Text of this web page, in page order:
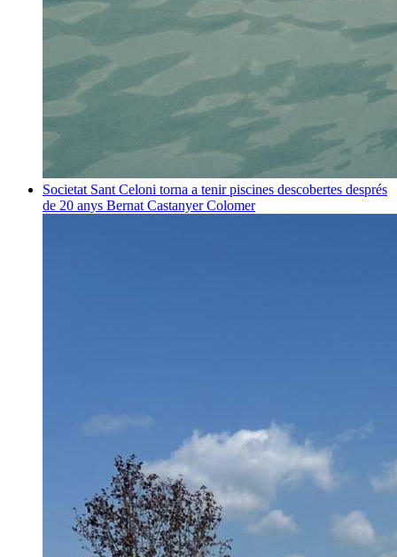
Societat Sant Celoni torna a tenir piscines descobertes després
de 20 anys Bernat Castanyer Colomer